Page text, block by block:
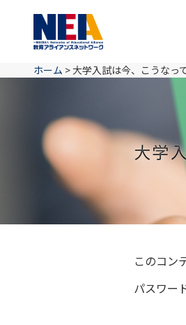
ホーム >大学入試は今、こうなっ
大学
このコン
パスワー